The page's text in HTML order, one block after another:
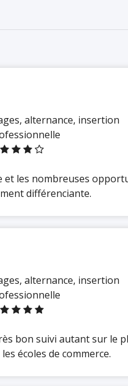
alternance, insertion
les nombreuses
différenciante.
alternance, insertion
bon suivi autant sur le
écoles de commerce.